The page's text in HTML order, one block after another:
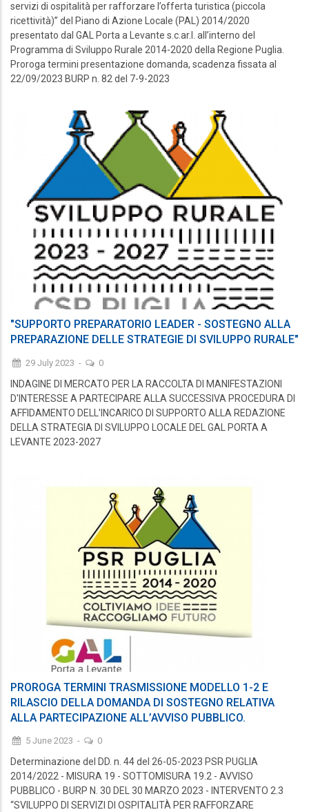
servizi di ospitalità per rafforzare l’offerta turistica (piccola
ricettività)” del Piano di Azione Locale (PAL) 2014/2020
presentato dal GAL Porta a Levante s.c.ar.l. all’interno del
Programma di Sviluppo Rurale 2014-2020 della Regione Puglia.
Proroga termini presentazione domanda, scadenza fissata al
22/09/2023 BURP n. 82 del 7-9-2023
"SUPPORTO PREPARATORIO LEADER - SOSTEGNO ALLA
PREPARAZIONE DELLE STRATEGIE DI SVILUPPO RURALE"
29 July 2023 - 0
INDAGINE DI MERCATO PER LA RACCOLTA DI MANIFESTAZIONI
D'INTERESSE A PARTECIPARE ALLA SUCCESSIVA PROCEDURA DI
AFFIDAMENTO DELL'INCARICO DI SUPPORTO ALLA REDAZIONE
DELLA STRATEGIA DI SVILUPPO LOCALE DEL GAL PORTA A
LEVANTE 2023-2027
PROROGA TERMINI TRASMISSIONE MODELLO 1-2 E
RILASCIO DELLA DOMANDA DI SOSTEGNO RELATIVA
ALLA PARTECIPAZIONE ALL’AVVISO PUBBLICO.
5 June 2023 - 0
Determinazione del DD. n. 44 del 26-05-2023 PSR PUGLIA
2014/2022 - MISURA 19 - SOTTOMISURA 19.2 - AVVISO
PUBBLICO - BURP N. 30 DEL 30 MARZO 2023 - INTERVENTO 2.3
“SVILUPPO DI SERVIZI DI OSPITALITÀ PER RAFFORZARE